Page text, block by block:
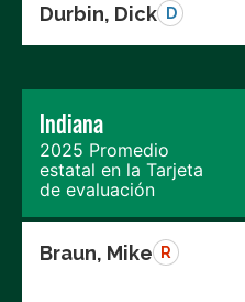
Durbin, Dick D
Indiana
2025 Promedio
estatal en la Tarjeta
de evaluación
Braun, Mike R